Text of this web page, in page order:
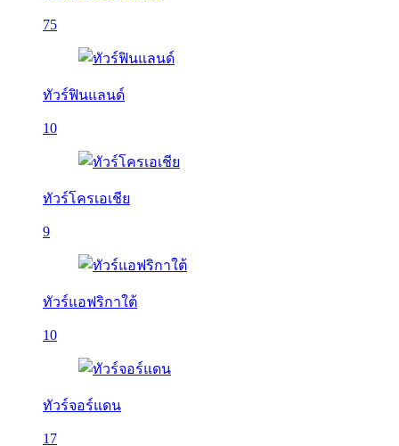
75
ทัวร์ฟินแลนด์
10
ทัวร์โครเอเชีย
9
ทัวร์แอฟริกาใต้
10
ทัวร์จอร์แดน
17